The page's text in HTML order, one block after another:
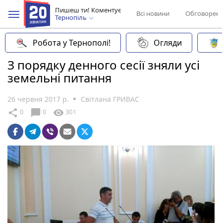
Пишеш ти! Коментує
Тернопіль
Всі новини
Робота у Тернополі! Огляди
З порядку денного сесії зняли усі
земельні питання
26 червня 2017 р. Світлана ГРИВАС
share 0 chat_bubble 0 visibility 301